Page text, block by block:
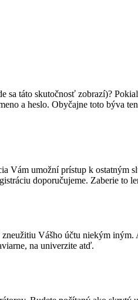
sa táto skutočnosť zobrazí)?
a heslo. Obyčajne toto býva
Vám umožní prístup k ostatným
doporučujeme. Zaberie to
Vášho účtu niekým
na univerzite atď.